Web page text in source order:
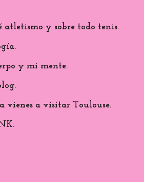
atletismo y sobre todo tenis.
y mi mente.
vienes a visitar Toulouse.